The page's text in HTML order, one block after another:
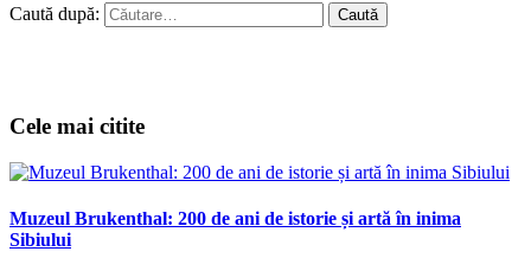
Caută după:
Cele mai citite
Muzeul Brukenthal: 200 de ani de istorie și artă în inima
Sibiului